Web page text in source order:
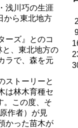
浅川巧の生涯
から東北地方
ーズ』とのコ
、東北地方の
ラで、森を元
ストーリーと
は林木育種セ
。この度、そ
作者）が見
かった苗木が
2